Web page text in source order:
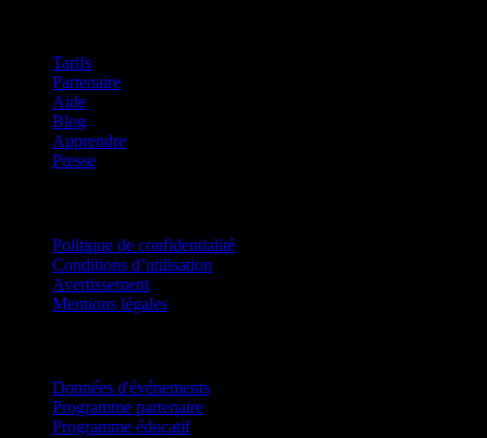
Tarifs
Partenaire
Aide
Blog
Apprendre
Presse
Politique de confidentialité
Conditions d’utilisation
Avertissement
Mentions légales
Données d'événements
Programme partenaire
Programme éducatif